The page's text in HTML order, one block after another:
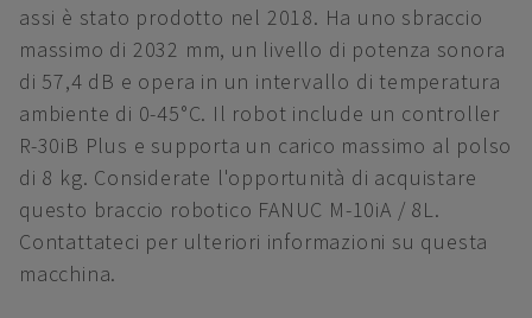
assi è stato prodotto nel 2018. Ha uno sbraccio
massimo di 2032 mm, un livello di potenza sonora
di 57,4 dB e opera in un intervallo di temperatura
ambiente di 0-45°C. Il robot include un controller
R-30iB Plus e supporta un carico massimo al polso
di 8 kg. Considerate l'opportunità di acquistare
questo braccio robotico FANUC M-10iA / 8L.
Contattateci per ulteriori informazioni su questa
macchina.